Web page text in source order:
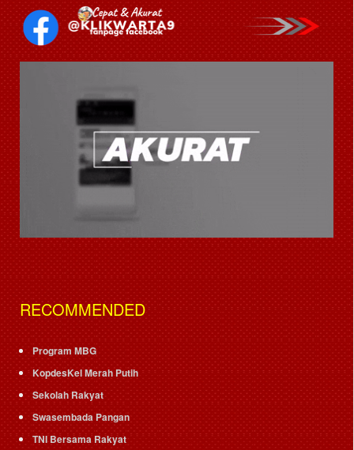
RECOMMENDED
Program MBG
KopdesKel Merah Putih
Sekolah Rakyat
Swasembada Pangan
TNI Bersama Rakyat